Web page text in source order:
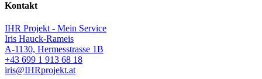
Kontakt
IHR Projekt - Mein Service
Iris Hauck-Rameis
A-1130, Hermesstrasse 1B
+43 699 1 913 68 18
iris@IHRprojekt.at